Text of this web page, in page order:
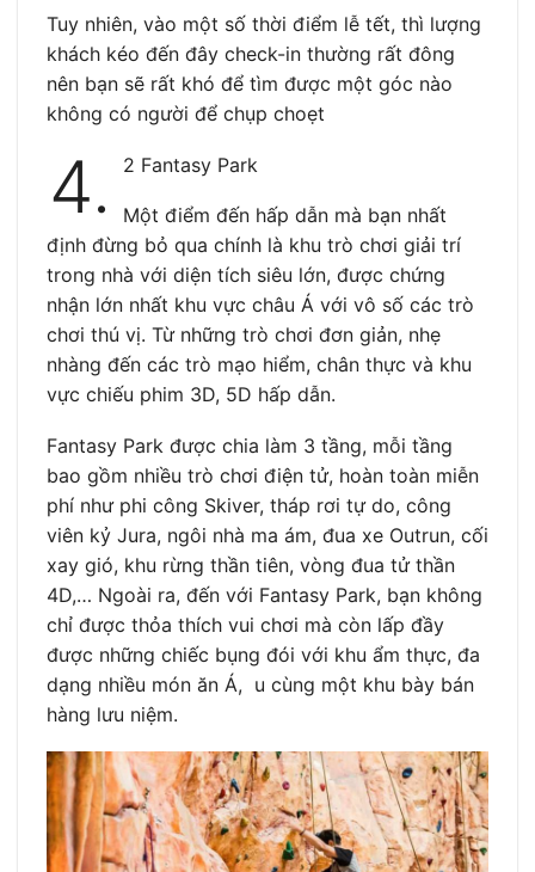
Tuy nhiên, vào một số thời điểm lễ tết, thì lượng
khách kéo đến đây check-in thường rất đông
nên bạn sẽ rất khó để tìm được một góc nào
không có người để chụp choẹt
4. 2 Fantasy Park
Một điểm đến hấp dẫn mà bạn nhất
định đừng bỏ qua chính là khu trò chơi giải trí
trong nhà với diện tích siêu lớn, được chứng
nhận lớn nhất khu vực châu Á với vô số các trò
chơi thú vị. Từ những trò chơi đơn giản, nhẹ
nhàng đến các trò mạo hiểm, chân thực và khu
vực chiếu phim 3D, 5D hấp dẫn.
Fantasy Park được chia làm 3 tầng, mỗi tầng
bao gồm nhiều trò chơi điện tử, hoàn toàn miễn
phí như phi công Skiver, tháp rơi tự do, công
viên kỷ Jura, ngôi nhà ma ám, đua xe Outrun, cối
xay gió, khu rừng thần tiên, vòng đua tử thần
4D,… Ngoài ra, đến với Fantasy Park, bạn không
chỉ được thỏa thích vui chơi mà còn lấp đầy
được những chiếc bụng đói với khu ẩm thực, đa
dạng nhiều món ăn Á, u cùng một khu bày bán
hàng lưu niệm.